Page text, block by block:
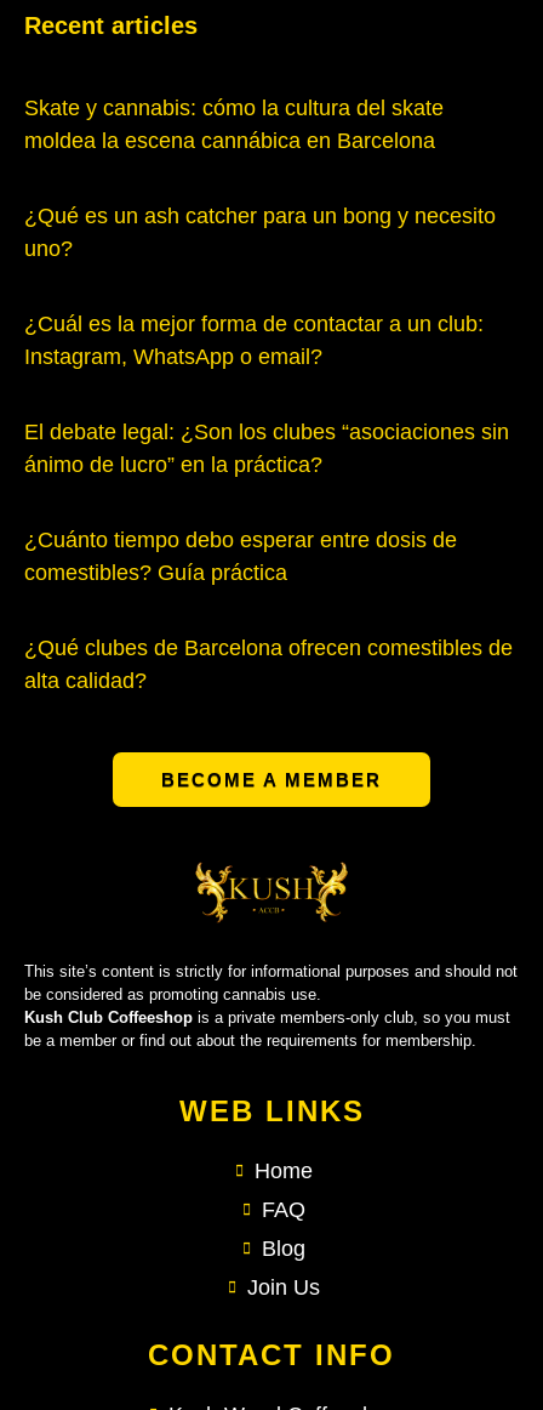
Recent articles
Skate y cannabis: cómo la cultura del skate
moldea la escena cannábica en Barcelona
¿Qué es un ash catcher para un bong y necesito
uno?
¿Cuál es la mejor forma de contactar a un club:
Instagram, WhatsApp o email?
El debate legal: ¿Son los clubes “asociaciones sin
ánimo de lucro” en la práctica?
¿Cuánto tiempo debo esperar entre dosis de
comestibles? Guía práctica
¿Qué clubes de Barcelona ofrecen comestibles de
alta calidad?
BECOME A MEMBER
This site’s content is strictly for informational purposes and should not
be considered as promoting cannabis use.
Kush Club Coffeeshop is a private members-only club, so you must
be a member or find out about the requirements for membership.
WEB LINKS
Home
FAQ
Blog
Join Us
CONTACT INFO